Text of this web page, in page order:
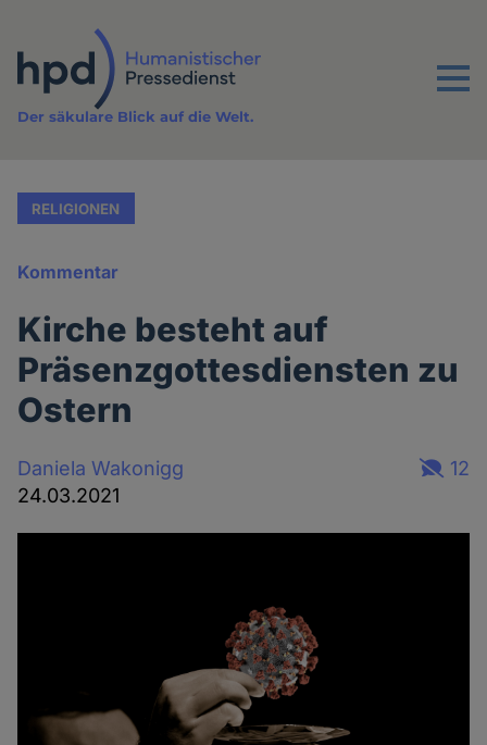
Inhalt
Menu
Der säkulare Blick auf die Welt.
RELIGIONEN
Kommentar
Kirche besteht auf
Präsenzgottesdiensten zu
Ostern
Daniela Wakonigg
24.03.2021
12